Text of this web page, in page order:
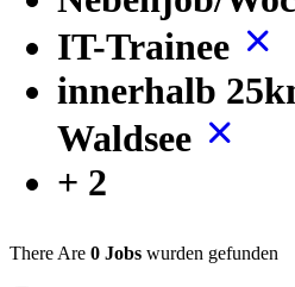
IT-Trainee
innerhalb
Waldsee
+ 2
There Are 0 Jobs wurden gefunden